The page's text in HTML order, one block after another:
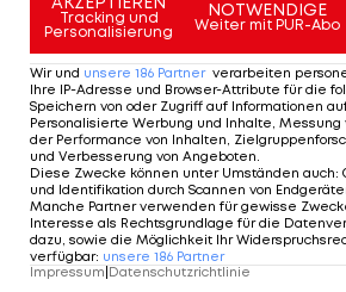
Tracking und
Personalisierung
NOTWENDIGE
Weiter mit PUR-Abo
Wir und unsere 186 Partner verarbeiten
Ihre IP-Adresse und Browser-Attribute für die
Speichern von oder Zugriff auf Informationen
Personalisierte Werbung und Inhalte,
der Performance von Inhalten,
und Verbesserung von Angeboten.
Diese Zwecke können unter Umständen auch:
und Identifikation durch Scannen von
Manche Partner verwenden für gewisse
Interesse als Rechtsgrundlage für die
dazu, sowie die Möglichkeit Ihr
verfügbar: unsere 186 Partner
Impressum Datenschutzrichtlinie